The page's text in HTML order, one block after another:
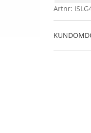
Där
Artnr: